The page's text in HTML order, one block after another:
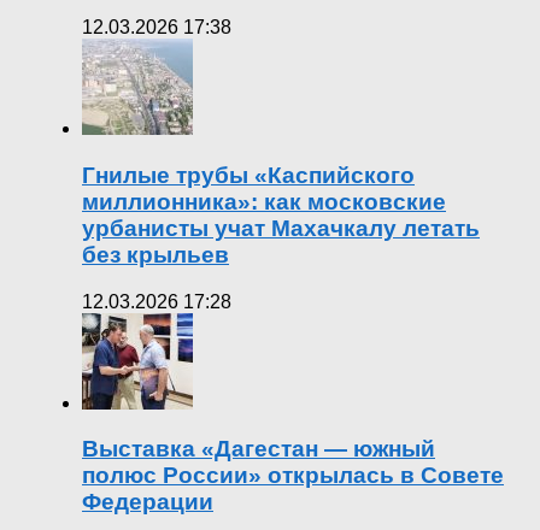
12.03.2026 17:38
Гнилые трубы «Каспийского
миллионника»: как московские
урбанисты учат Махачкалу летать
без крыльев
12.03.2026 17:28
Выставка «Дагестан — южный
полюс России» открылась в Совете
Федерации